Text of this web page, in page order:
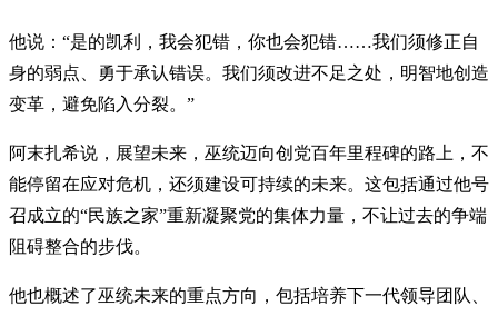
他说：“是的凯利，我会犯错，你也会犯错……我们须修正自
身的弱点、勇于承认错误。我们须改进不足之处，明智地创造
变革，避免陷入分裂。”
阿末扎希说，展望未来，巫统迈向创党百年里程碑的路上，不
能停留在应对危机，还须建设可持续的未来。这包括通过他号
召成立的“民族之家”重新凝聚党的集体力量，不让过去的争端
阻碍整合的步伐。
他也概述了巫统未来的重点方向，包括培养下一代领导团队、